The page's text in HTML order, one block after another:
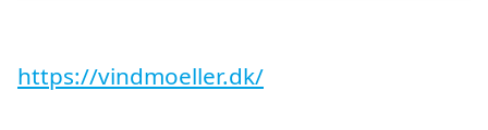
https://vindmoeller.dk/